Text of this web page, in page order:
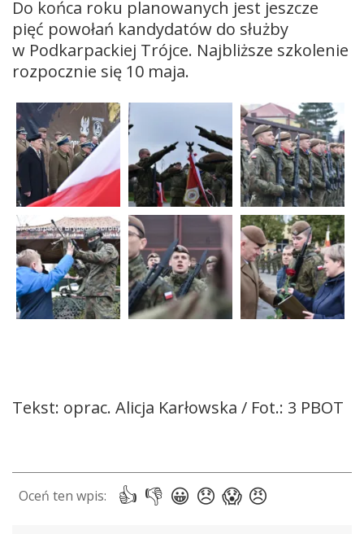
Do końca roku planowanych jest jeszcze
pięć powołań kandydatów do służby
w Podkarpackiej Trójce. Najbliższe szkolenie
rozpocznie się 10 maja.
Tekst: oprac. Alicja Karłowska / Fot.: 3 PBOT